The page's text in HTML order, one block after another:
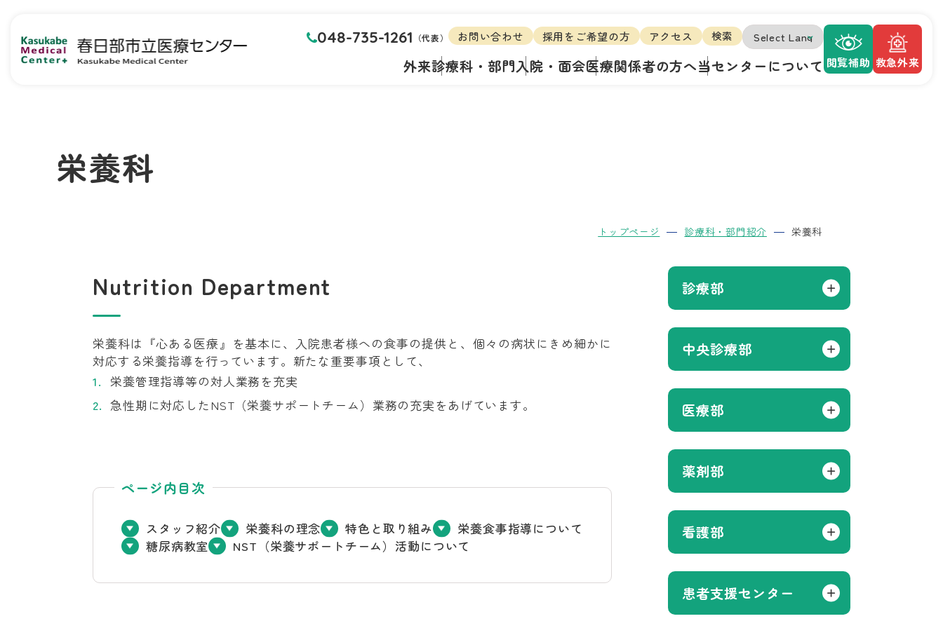
048-735-1261 （代表） お問い合わせ 採用をご希望の方 アクセス 検索
外来診療科・部門入院・面会医療関係者の方へ当センターについて 閲覧補助 救急外来
栄養科
トップページ 診療科・部門紹介 栄養科
Nutrition Department
栄養科は『心ある医療』を基本に、入院患者様への食事の提供と、個々の病状にきめ細かに
対応する栄養指導を行っています。新たな重要事項として、
栄養管理指導等の対人業務を充実
急性期に対応したNST（栄養サポートチーム）業務の充実をあげています。
ページ内目次
スタッフ紹介 栄養科の理念 特色と取り組み
栄養食事指導について
糖尿病教室
NST（栄養サポートチーム）活動について
診療部
中央診療部
医療部
薬剤部
看護部
患者支援センター